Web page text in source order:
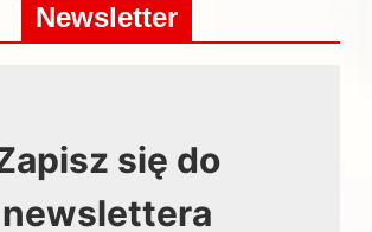
Newsletter
się do
newslettera